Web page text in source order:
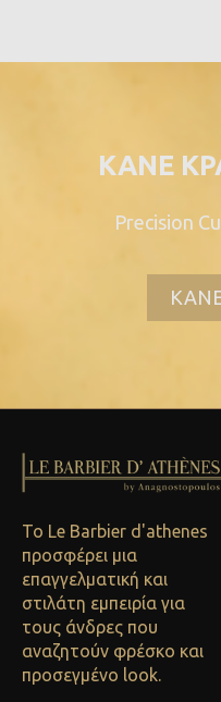
ΚΑΝΕ
Precision
Το Le Barbier d'athenes
προσφέρει μια
επαγγελματική και
στιλάτη εμπειρία για
τους άνδρες που
αναζητούν φρέσκο και
προσεγμένο look.